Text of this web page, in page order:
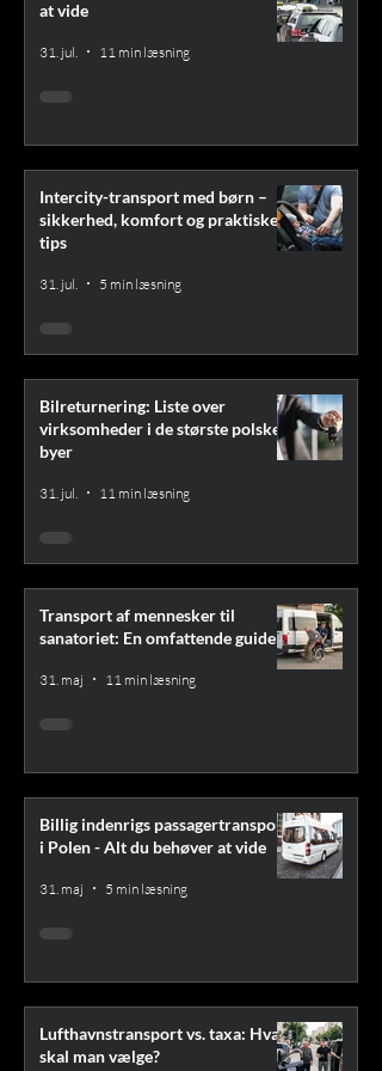
at vide
31. jul. 11 min læsning
Intercity-transport med børn –
sikkerhed, komfort og praktiske
tips
31. jul. 5 min læsning
Bilreturnering: Liste over
virksomheder i de største polske
byer
31. jul. 11 min læsning
Transport af mennesker til
sanatoriet: En omfattende guide
31. maj 11 min læsning
Billig indenrigs passagertransport
i Polen - Alt du behøver at vide
31. maj 5 min læsning
Lufthavnstransport vs. taxa: Hvad
skal man vælge?